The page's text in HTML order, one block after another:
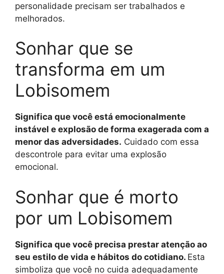
personalidade precisam ser trabalhados e
melhorados.
Sonhar que se
transforma em um
Lobisomem
Significa que você está emocionalmente
instável e explosão de forma exagerada com a
menor das adversidades. Cuidado com essa
descontrole para evitar uma explosão
emocional.
Sonhar que é morto
por um Lobisomem
Significa que você precisa prestar atenção ao
seu estilo de vida e hábitos do cotidiano. Esta
simboliza que você no cuida adequadamente